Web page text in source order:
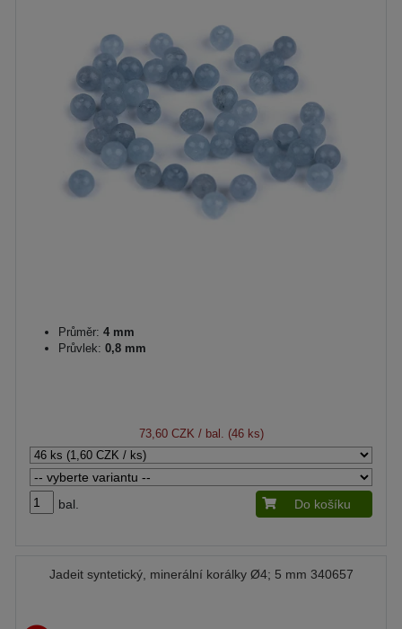
Průměr: 4 mm
Průvlek: 0,8 mm
73,60 CZK / bal. (46 ks)
bal. Do košíku
Jadeit syntetický, minerální korálky Ø4; 5 mm 340657